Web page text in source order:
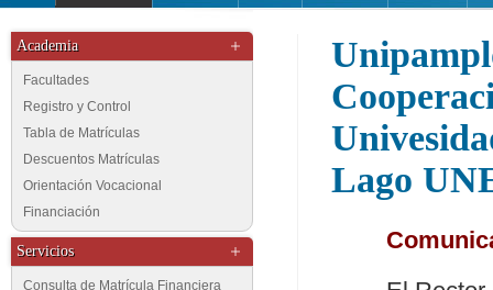
Academia
Facultades
Registro y Control
Tabla de Matrículas
Descuentos Matrículas
Orientación Vocacional
Financiación
Servicios
Consulta de Matrícula Financiera
Lago